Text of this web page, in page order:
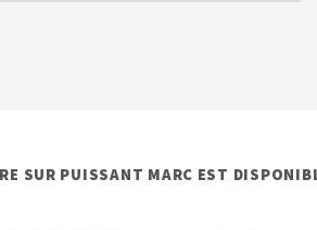
SUR PUISSANT MARC EST